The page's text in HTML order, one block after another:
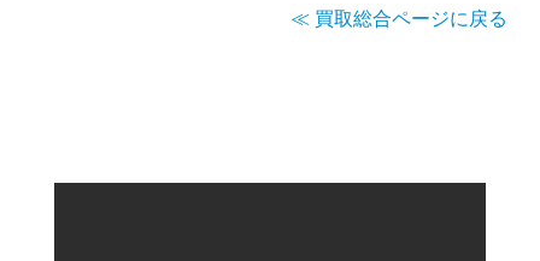
≪ 買取総合ページに戻る